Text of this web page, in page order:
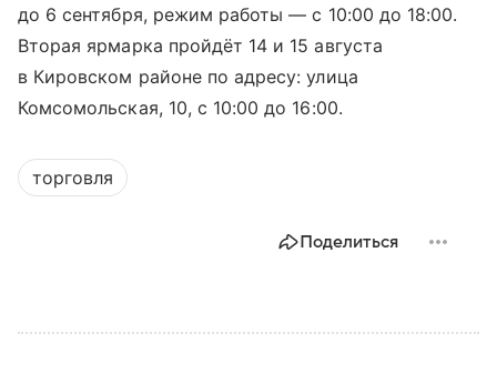
до 6 сентября, режим работы — с 10:00 до 18:00.
Вторая ярмарка пройдёт 14 и 15 августа
в Кировском районе по адресу: улица
Комсомольская, 10, с 10:00 до 16:00.
торговля
Поделиться